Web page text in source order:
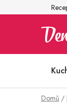
na
Domů /